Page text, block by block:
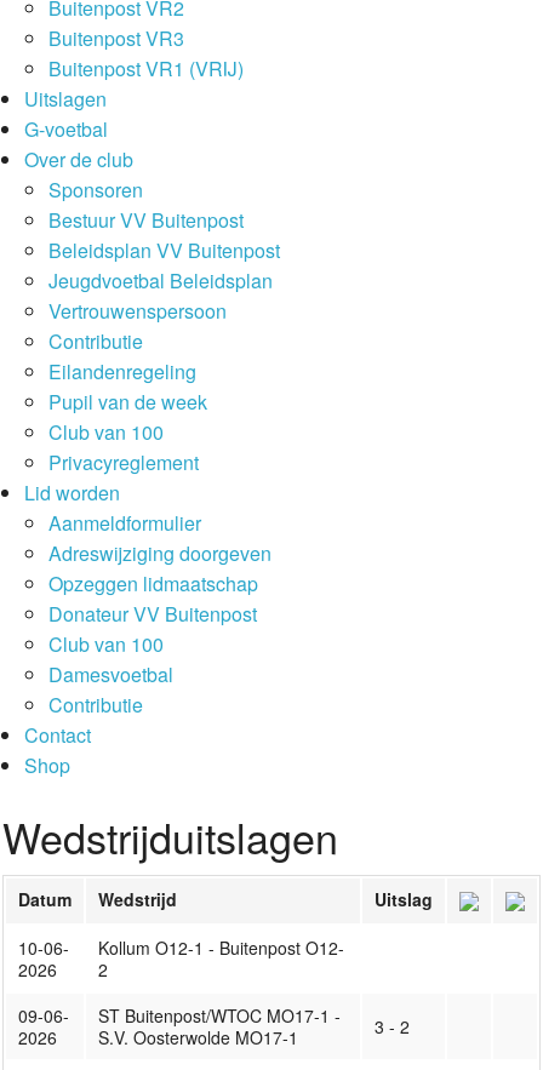
Buitenpost VR2
Buitenpost VR3
Buitenpost VR1 (VRIJ)
Uitslagen
G-voetbal
Over de club
Sponsoren
Bestuur VV Buitenpost
Beleidsplan VV Buitenpost
Jeugdvoetbal Beleidsplan
Vertrouwenspersoon
Contributie
Eilandenregeling
Pupil van de week
Club van 100
Privacyreglement
Lid worden
Aanmeldformulier
Adreswijziging doorgeven
Opzeggen lidmaatschap
Donateur VV Buitenpost
Club van 100
Damesvoetbal
Contributie
Contact
Shop
Wedstrijduitslagen
Datum Wedstrijd
Uitslag
10-06-
2026
Kollum O12-1 - Buitenpost O12-
2
09-06-
2026
ST Buitenpost/WTOC MO17-1 -
S.V. Oosterwolde MO17-1
3 - 2